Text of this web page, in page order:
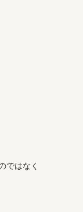
ではなく